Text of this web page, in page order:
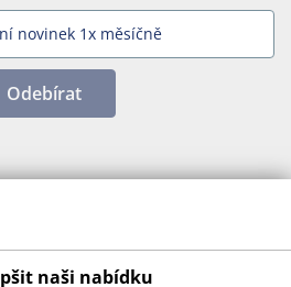
Odebírat
naši nabídku